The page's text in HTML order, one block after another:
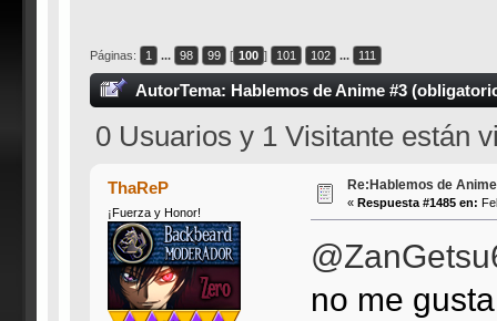
Páginas: 1 ... 98 99 [ 100 ] 101 102 ... 111
AutorTema: Hablemos de Anime #3
0 Usuarios y 1 Visitante están
ThaReP
¡Fuerza y Honor!
Re:Hablemos de
« Respuesta #1485 en:
no me